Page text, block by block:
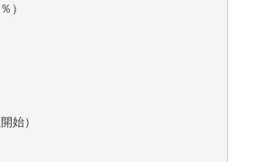
）
始）